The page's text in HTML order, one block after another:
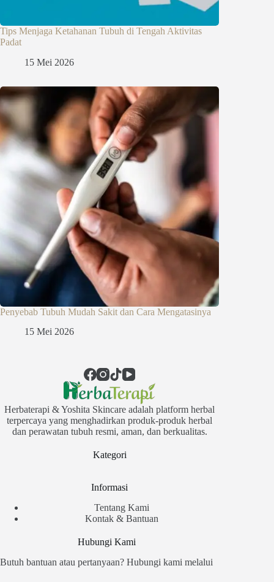
Tips Menjaga Ketahanan Tubuh di Tengah Aktivitas
Padat
15 Mei 2026
Penyebab Tubuh Mudah Sakit dan Cara Mengatasinya
15 Mei 2026
Herbaterapi & Yoshita Skincare adalah platform herbal
terpercaya yang menghadirkan produk-produk herbal
dan perawatan tubuh resmi, aman, dan berkualitas.
Kategori
Informasi
Tentang Kami
Kontak & Bantuan
Hubungi Kami
Butuh bantuan atau pertanyaan? Hubungi kami melalui